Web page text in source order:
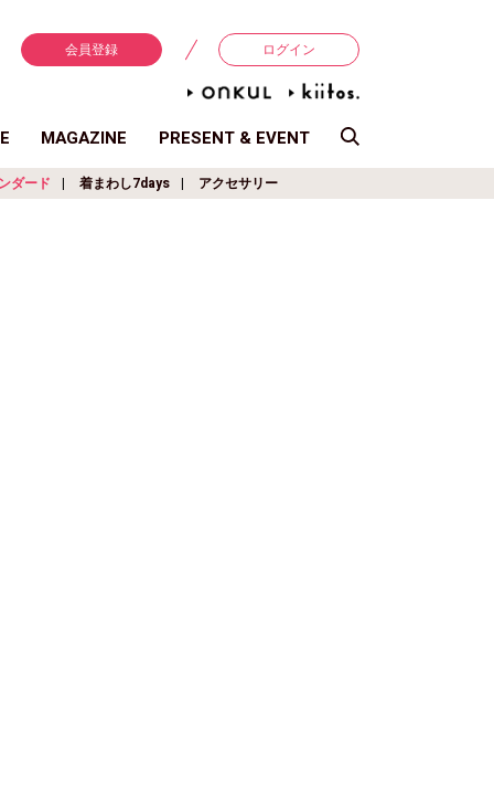
会員登録 ログイン
MAGAZINE PRESENT & EVENT
ダード 着まわし7days アクセサリー